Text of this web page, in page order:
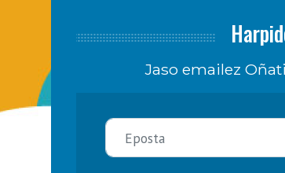
Jaso emailez